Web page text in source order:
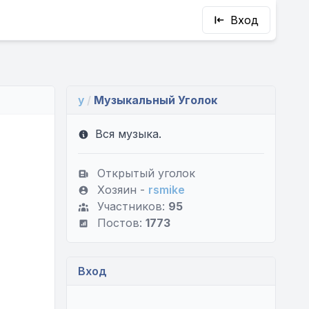
Вход
y / Музыкальный Уголок
Вся музыка.
Открытый уголок
Хозяин - rsmike
Участников: 95
Постов: 1773
Вход